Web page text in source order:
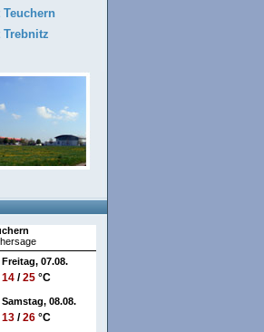
Trebnitz
Freitag, 07.08.
14 /25 °C
Samstag, 08.08.
13 /26 °C